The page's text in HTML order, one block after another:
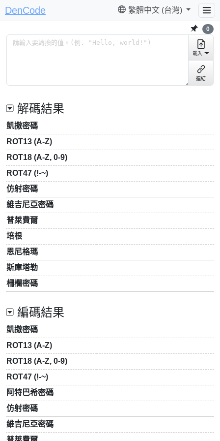
DenCode 繁體中文 (台灣)
0
載入
連結
解碼結果
凱撒密碼
ROT13 (A-Z)
ROT18 (A-Z, 0-9)
ROT47 (!-~)
仿射密碼
維吉尼亞密碼
普萊費爾
培根
恩尼格瑪
斯庫塔勒
柵欄密碼
編碼結果
凱撒密碼
ROT13 (A-Z)
ROT18 (A-Z, 0-9)
ROT47 (!-~)
阿特巴希密碼
仿射密碼
維吉尼亞密碼